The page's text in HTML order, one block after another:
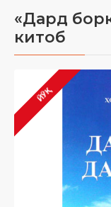
«Дард
китоб
ЙЎҚ